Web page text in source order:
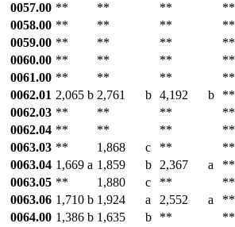
0057.00 ** ** ** **
0058.00 ** ** ** **
0059.00 ** ** ** **
0060.00 ** ** ** **
0061.00 ** ** ** **
0062.01 2,065 b 2,761 b 4,192 b **
0062.03 ** ** ** **
0062.04 ** ** ** **
0063.03 ** 1,868 c ** **
0063.04 1,669 a 1,859 b 2,367 a **
0063.05 ** 1,880 c ** **
0063.06 1,710 b 1,924 a 2,552 a **
0064.00 1,386 b 1,635 b ** **